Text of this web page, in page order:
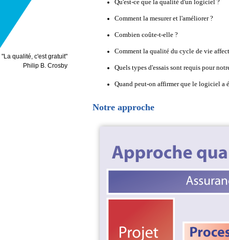
"La qualité, c'est gratuit"
Philip B. Crosby
Qu'est-ce que la qualité d'un logiciel ?
Comment la mesurer et l'améliorer ?
Combien coûte-t-elle ?
Comment la qualité du cycle de vie
Quels types d'essais sont requis pour
Quand peut-on affirmer que le logiciel a
Notre approche